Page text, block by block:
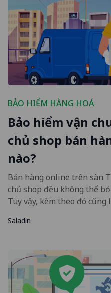
BẢO HIỂM HÀNG HOÁ
Bảo hiểm vận
chủ shop bán
nào?
Bán hàng online trên sàn
chủ shop đều không thể
Tuy vậy, kèm theo đó cũng
Saladin